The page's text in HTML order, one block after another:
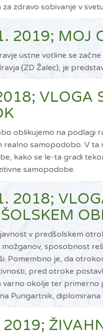
zdravo sobivanje v
2019; MOJ
ustne votline se
(ZD Žalec), je
VLOGA
oblikujemo na podlagi
realno samopodobo. V
kako se le-ta gradi
samopodobe.
2018;
v predšolskem
sposobnost
Pomembno je, da
pred otroke
varno okolje ter primerno
Pungartnik,